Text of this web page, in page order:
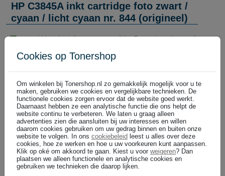
HP C3845A inkt cartridge foto zwart /
cyaan / licht cyaan nr. 844 (origineel)
nu cartridges bestellen = morgen, vrijdag 7 augustus al bezorgd!
Cartridgenummer:
HPC3845A
NIET MEER LEVERBAAR
HP 845 (C3845A) foto- cartridge zwart / cyaan / licht cyaan origineel
Cookies op Tonershop
Om winkelen bij Tonershop.nl zo gemakkelijk mogelijk voor u te
maken, gebruiken we cookies en vergelijkbare technieken. De
functionele cookies zorgen ervoor dat de website goed werkt.
Daarnaast hebben ze een analytische functie die ons helpt de
website continu te verbeteren. We laten u graag alleen
advertenties zien die aansluiten bij uw interesses en willen
daarom cookies gebruiken om uw gedrag binnen en buiten onze
website te volgen. In ons cookiebeleid leest u alles over deze
cookies, hoe ze werken en hoe u uw voorkeuren kunt aanpassen.
Klik op oké om akkoord te gaan. Kiest u voor weigeren? Dan
plaatsen we alleen functionele en analytische cookies en
gebruiken we technieken die daarop lijken.